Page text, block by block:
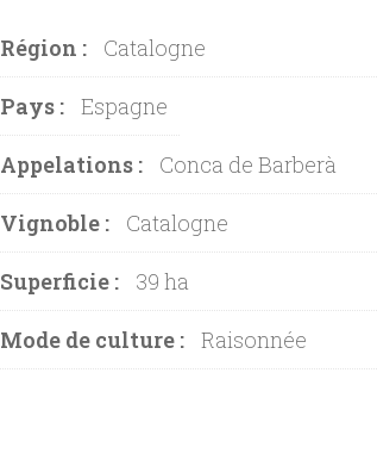
Région : Catalogne
Pays : Espagne
Appelations : Conca de Barberà
Vignoble : Catalogne
Superficie : 39 ha
Mode de culture : Raisonnée